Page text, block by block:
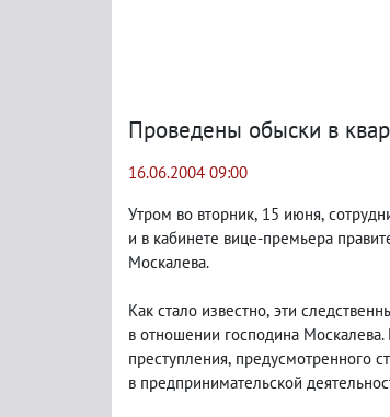
Проведены обыски в
16.06.2004 09:00
Утром во вторник, 15 июня,
и в кабинете вице-премьера
Москалева.
Как стало известно, эти
в отношении господина
преступления, предусмотренного
в предпринимательской